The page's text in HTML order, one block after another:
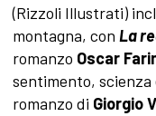
(Rizzoli Illustrati)
montagna, con La
romanzo Oscar
sentimento, scienza
romanzo di Giorgio